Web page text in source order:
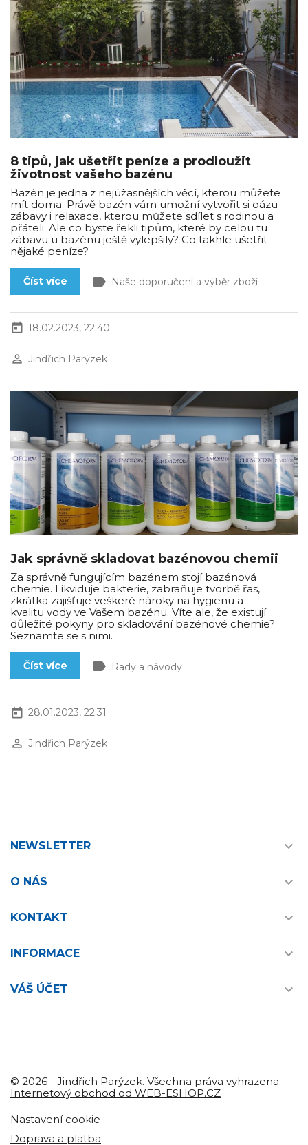
8 tipů, jak ušetřit peníze a prodloužit
životnost vašeho bazénu
Bazén je jedna z nejúžasnějších věcí, kterou můžete
mít doma. Právě bazén vám umožní vytvořit si oázu
zábavy i relaxace, kterou můžete sdílet s rodinou a
přáteli. Ale co byste řekli tipům, které by celou tu
zábavu u bazénu ještě vylepšily? Co takhle ušetřit
nějaké peníze?
Číst více label Naše doporučení a výběr zboží
today 18.02.2023, 22:40
perm_identity Jindřich Parýzek
Jak správně skladovat bazénovou chemii
Za správně fungujícím bazénem stojí bazénová
chemie. Likviduje bakterie, zabraňuje tvorbě řas,
zkrátka zajišťuje veškeré nároky na hygienu a
kvalitu vody ve Vašem bazénu. Víte ale, že existují
důležité pokyny pro skladování bazénové chemie?
Seznamte se s nimi.
Číst více label Rady a návody
today 28.01.2023, 22:31
perm_identity Jindřich Parýzek
NEWSLETTER 
O NÁS 
KONTAKT 
INFORMACE 
VÁŠ ÚČET 
© 2026 - Jindřich Parýzek. Všechna práva vyhrazena.
Internetový obchod od WEB-ESHOP.CZ
Nastavení cookie
Doprava a platba